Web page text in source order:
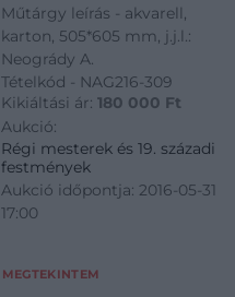
Műtárgy leírás - akvarell,
karton, 505*605 mm, j.j.l.:
Neogrády A.
Tételkód - NAG216-309
Kikiáltási ár: 180 000 Ft
Aukció:
Régi mesterek és 19. századi
festmények
Aukció időpontja: 2016-05-31
17:00
MEGTEKINTEM